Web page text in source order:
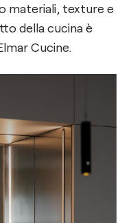
materiali, texture e
della cucina è
Cucine.